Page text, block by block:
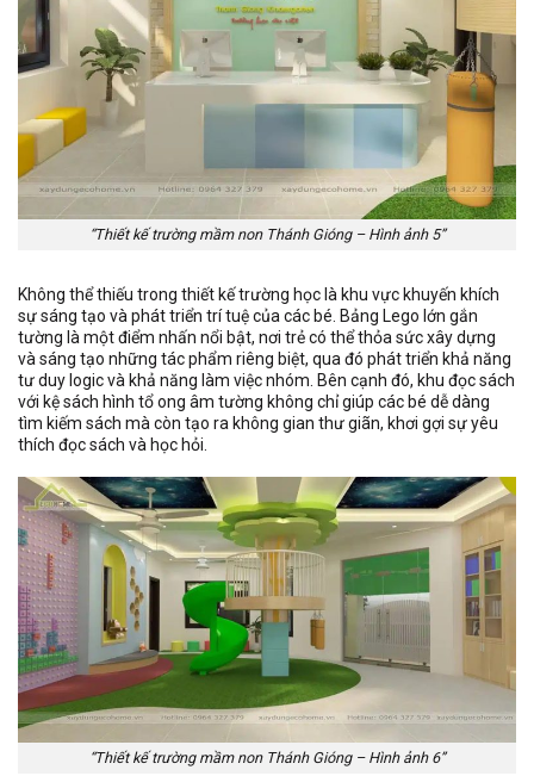
“Thiết kế trường mầm non Thánh Gióng – Hình ảnh 5”
Không thể thiếu trong thiết kế trường học là khu vực khuyến khích
sự sáng tạo và phát triển trí tuệ của các bé. Bảng Lego lớn gắn
tường là một điểm nhấn nổi bật, nơi trẻ có thể thỏa sức xây dựng
và sáng tạo những tác phẩm riêng biệt, qua đó phát triển khả năng
tư duy logic và khả năng làm việc nhóm. Bên cạnh đó, khu đọc sách
với kệ sách hình tổ ong âm tường không chỉ giúp các bé dễ dàng
tìm kiếm sách mà còn tạo ra không gian thư giãn, khơi gợi sự yêu
thích đọc sách và học hỏi.
“Thiết kế trường mầm non Thánh Gióng – Hình ảnh 6”